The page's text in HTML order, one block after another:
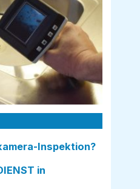
Inspektion?
in